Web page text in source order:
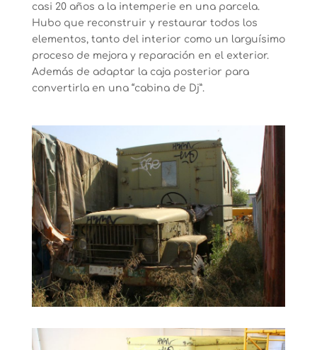
casi 20 años a la intemperie en una parcela.
Hubo que reconstruir y restaurar todos los
elementos, tanto del interior como un larguísimo
proceso de mejora y reparación en el exterior.
Además de adaptar la caja posterior para
convertirla en una “cabina de Dj”.